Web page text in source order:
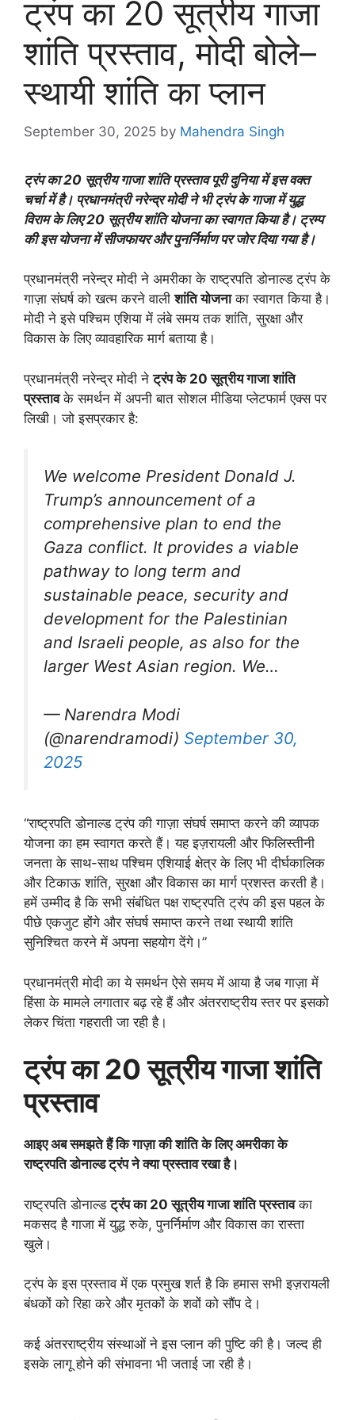
ट्रंप का 20 सूत्रीय गाजा
शांति प्रस्ताव, मोदी बोले–
स्थायी शांति का प्लान
September 30, 2025 by Mahendra Singh
ट्रंप का 20 सूत्रीय गाजा शांति प्रस्ताव पूरी दुनिया में इस वक्त
चर्चा में है। प्रधानमंत्री नरेन्द्र मोदी ने भी ट्रंप के गाजा में युद्ध
विराम के लिए 20 सूत्रीय शांति योजना का स्वागत किया है। ट्रम्प
की इस योजना में सीजफायर और पुनर्निर्माण पर जोर दिया गया है।
प्रधानमंत्री नरेन्द्र मोदी ने अमरीका के राष्ट्रपति डोनाल्ड ट्रंप के
गाज़ा संघर्ष को खत्म करने वालीशांति योजनाका स्वागत किया है।
मोदी ने इसे पश्चिम एशिया में लंबे समय तक शांति, सुरक्षा और
विकास के लिए व्यावहारिक मार्ग बताया है।
प्रधानमंत्री नरेन्द्र मोदी नेट्रंप के 20 सूत्रीय गाजा शांति
प्रस्तावके समर्थन में अपनी बात सोशल मीडिया प्लेटफार्म एक्स पर
लिखी। जो इसप्रकार है:
We welcome President Donald J.
Trump’s announcement of a
comprehensive plan to end the
Gaza conflict. It provides a viable
pathway to long term and
sustainable peace, security and
development for the Palestinian
and Israeli people, as also for the
larger West Asian region. We…
— Narendra Modi
(@narendramodi) September 30,
2025
“राष्ट्रपति डोनाल्ड ट्रंप की गाज़ा संघर्ष समाप्त करने की व्यापक
योजना का हम स्वागत करते हैं। यह इज़रायली और फिलिस्तीनी
जनता के साथ-साथ पश्चिम एशियाई क्षेत्र के लिए भी दीर्घकालिक
और टिकाऊ शांति, सुरक्षा और विकास का मार्ग प्रशस्त करती है।
हमें उम्मीद है कि सभी संबंधित पक्ष राष्ट्रपति ट्रंप की इस पहल के
पीछे एकजुट होंगे और संघर्ष समाप्त करने तथा स्थायी शांति
सुनिश्चित करने में अपना सहयोग देंगे।”
प्रधानमंत्री मोदी का ये समर्थन ऐसे समय में आया है जब गाज़ा में
हिंसा के मामले लगातार बढ़ रहे हैं और अंतरराष्ट्रीय स्तर पर इसको
लेकर चिंता गहराती जा रही है।
ट्रंप का 20 सूत्रीय गाजा शांति
प्रस्ताव
आइए अब समझते हैं कि गाज़ा की शांति के लिए अमरीका के
राष्ट्रपति डोनाल्ड ट्रंप ने क्या प्रस्ताव रखा है।
राष्ट्रपति डोनाल्डट्रंप का 20 सूत्रीय गाजा शांति प्रस्तावका
मकसद है गाजा में युद्ध रुके, पुनर्निर्माण और विकास का रास्ता
खुले।
ट्रंप के इस प्रस्ताव में एक प्रमुख शर्त है कि हमास सभी इज़रायली
बंधकों को रिहा करे और मृतकों के शवों को सौंप दे।
कई अंतरराष्ट्रीय संस्थाओं ने इस प्लान की पुष्टि की है। जल्द ही
इसके लागू होने की संभावना भी जताई जा रही है।